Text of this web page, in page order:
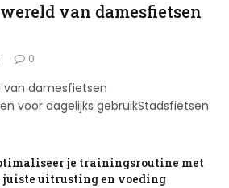
van damesfietsen
0
van damesfietsen
voor dagelijks gebruikStadsfietsen
je trainingsroutine met
juiste uitrusting en voeding